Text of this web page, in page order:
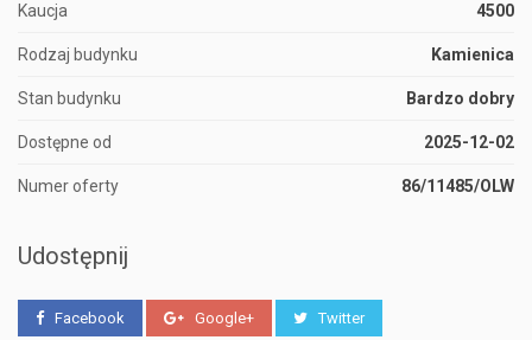
Kaucja 4500
Rodzaj budynku Kamienica
Stan budynku Bardzo dobry
Dostępne od 2025-12-02
Numer oferty 86/11485/OLW
Udostępnij
Facebook Google+ Twitter